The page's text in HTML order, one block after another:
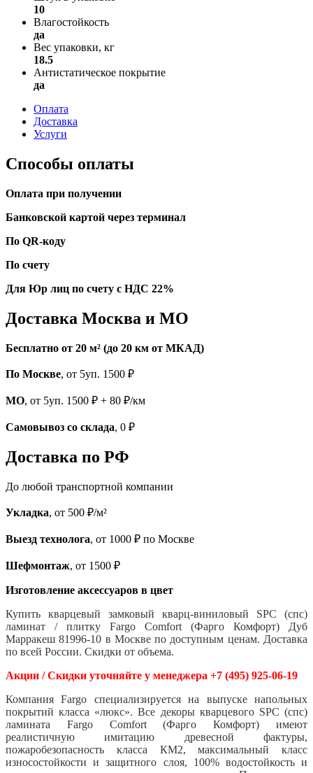
10
Влагостойкость
да
Вес упаковки, кг
18.5
Антистатическое покрытие
да
Оплата
Доставка
Услуги
Способы оплаты
Оплата при получении
Банковской картой через терминал
По QR-коду
По счету
Для Юр лиц по счету с НДС 22%
Доставка Москва и МО
Бесплатно от 20 м² (до 20 км от МКАД)
По Москве, от 5уп. 1500 ₽
МО, от 5уп. 1500 ₽ + 80 ₽/км
Самовывоз со склада, 0 ₽
Доставка по РФ
До любой транспортной компании
Укладка, от 500 ₽/м²
Выезд технолога, от 1000 ₽ по Москве
Шефмонтаж, от 1500 ₽
Изготовление аксессуаров в цвет
Купить кварцевый замковый кварц-виниловый SPC (спс)
ламинат / плитку Fargo Comfort (Фарго Комфорт) Дуб
Марракеш 81996-10 в Москве по доступным ценам. Доставка
по всей России. Скидки от объема.
Акции / Скидки уточняйте у менеджера +7 (495) 925-06-19
Компания Fargo специализируется на выпуске напольных
покрытий класса «люкс». Все декоры кварцевого SPC (спс)
ламината Fargo Comfort (Фарго Комфорт) имеют
реалистичную имитацию древесной фактуры,
пожаробезопасность класса КМ2, максимальный класс
износостойкости и защитного слоя, 100% водостойкость и